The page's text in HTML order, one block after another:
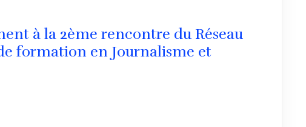
à la 2ème rencontre du Réseau
formation en Journalisme et